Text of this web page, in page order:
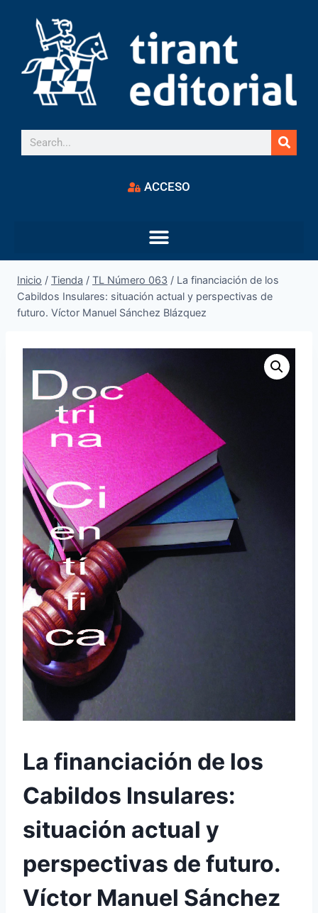
ACCESO
Inicio / Tienda / TL Número 063 / La financiación de los
Cabildos Insulares: situación actual y perspectivas de
futuro. Víctor Manuel Sánchez Blázquez
La financiación de los
Cabildos Insulares:
situación actual y
perspectivas de futuro.
Víctor Manuel Sánchez